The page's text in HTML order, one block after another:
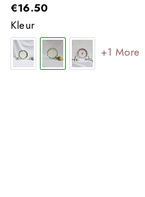
€16.50
Kleur
+1 More